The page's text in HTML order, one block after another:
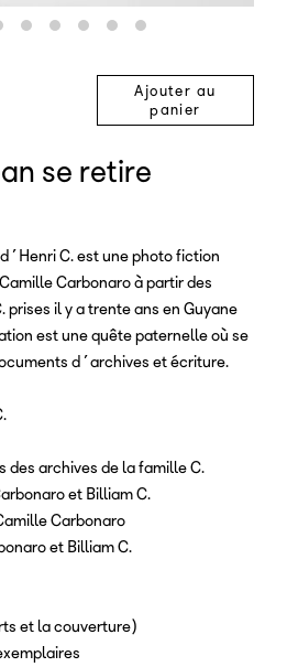
se retire
Ajouter au
panier
C. est une photo fiction
Carbonaro à partir des
prises il y a trente ans en Guyane
est une quête paternelle où se
d’archives et écriture.
des archives de la famille C.
et Billiam C.
Carbonaro
et Billiam C.
et la couverture)